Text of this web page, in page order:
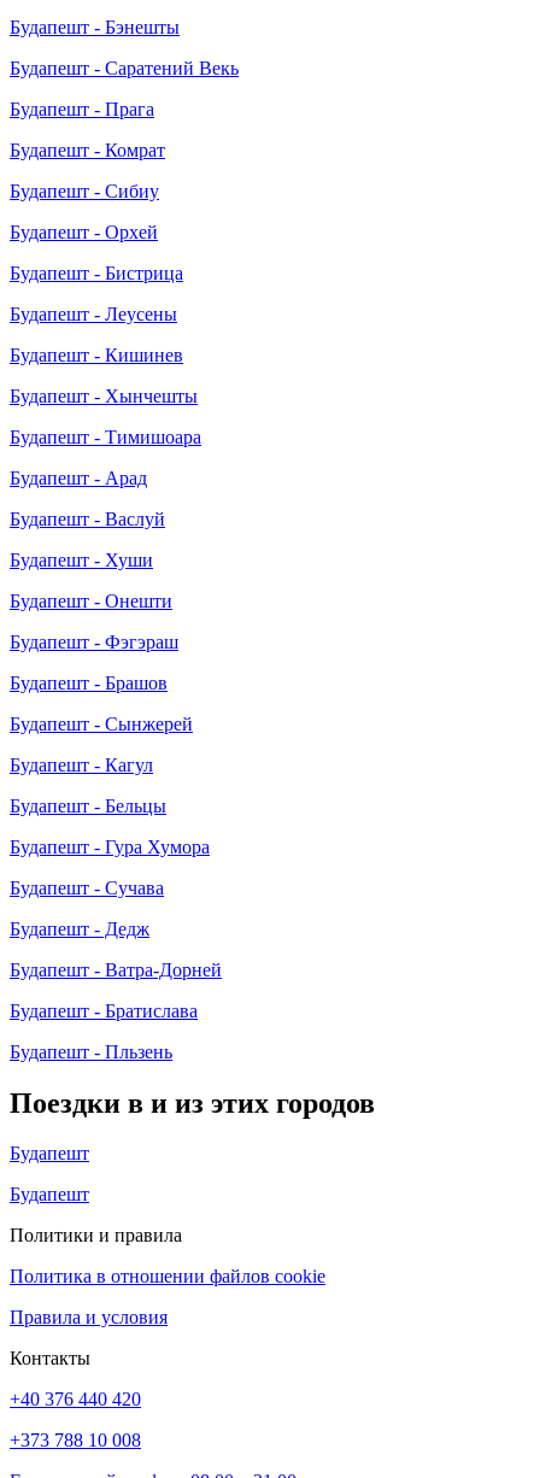
Будапешт - Бэнешты
Будапешт - Саратений Векь
Будапешт - Прага
Будапешт - Комрат
Будапешт - Сибиу
Будапешт - Орхей
Будапешт - Бистрица
Будапешт - Леусены
Будапешт - Кишинев
Будапешт - Хынчешты
Будапешт - Тимишоара
Будапешт - Арад
Будапешт - Васлуй
Будапешт - Хуши
Будапешт - Онешти
Будапешт - Фэгэраш
Будапешт - Брашов
Будапешт - Сынжерей
Будапешт - Кагул
Будапешт - Бельцы
Будапешт - Гура Хумора
Будапешт - Сучава
Будапешт - Дедж
Будапешт - Ватра-Дорней
Будапешт - Братислава
Будапешт - Пльзень
Поездки в и из этих городов
Будапешт
Будапешт
Политики и правила
Политика в отношении файлов cookie
Правила и условия
Контакты
+40 376 440 420
+373 788 10 008